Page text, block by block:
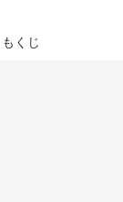
もくじ